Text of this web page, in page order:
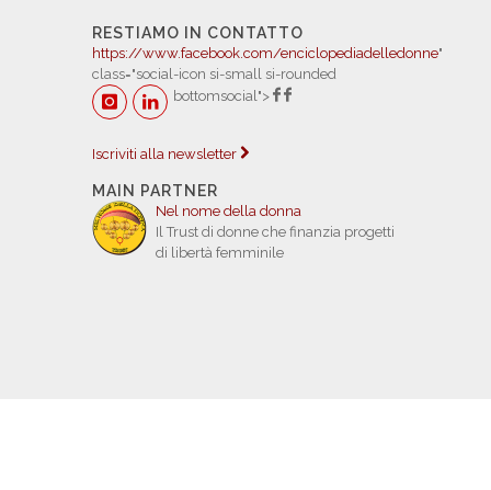
RESTIAMO IN CONTATTO
https://www.facebook.com/enciclopediadelledonne"
class="social-icon si-small si-rounded
bottomsocial">
Iscriviti alla newsletter
MAIN PARTNER
Nel nome della donna
Il Trust di donne che finanzia progetti
di libertà femminile